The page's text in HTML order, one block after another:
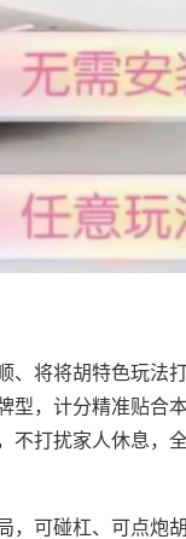
、将将胡特色玩法
型，计分精准贴合
不打扰家人休息，
，可碰杠、可点炮